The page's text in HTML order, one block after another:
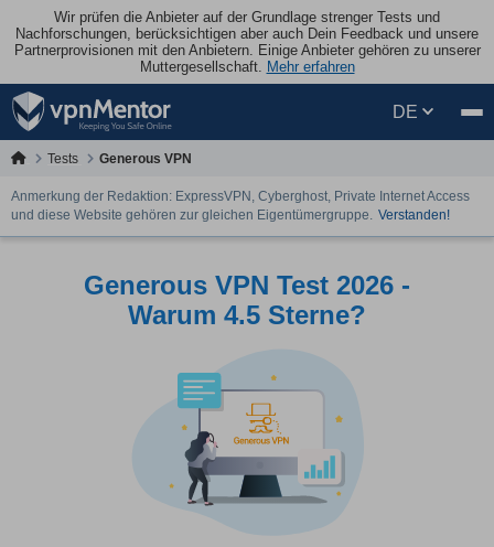
Wir prüfen die Anbieter auf der Grundlage strenger Tests und
Nachforschungen, berücksichtigen aber auch Dein Feedback und unsere
Partnerprovisionen mit den Anbietern. Einige Anbieter gehören zu unserer
Muttergesellschaft. Mehr erfahren
DE
Tests Generous VPN
Anmerkung der Redaktion: ExpressVPN, Cyberghost, Private Internet Access
und diese Website gehören zur gleichen Eigentümergruppe. Verstanden!
Generous VPN Test 2026 -
Warum 4.5 Sterne?